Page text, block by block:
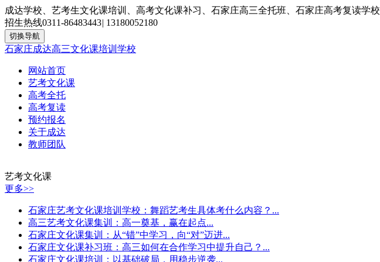
成达学校、艺考生文化课培训、高考文化课补习、石家庄高三全托班、石家庄高考复读学校
招生热线0311-86483443| 13180052180
切换导航
石家庄成达高三文化课培训学校
网站首页
艺考文化课
高考全托
高考复读
预约报名
关于成达
教师团队
艺考文化课
更多>>
石家庄艺考文化课培训学校：舞蹈艺考生具体考什么内容？...
高三艺考文化课集训：高一奠基，赢在起点...
石家庄文化课集训：从“错”中学习，向“对”迈进...
石家庄文化课补习班：高三如何在合作学习中提升自己？...
石家庄文化课培训：以基础破局，用稳步逆袭...